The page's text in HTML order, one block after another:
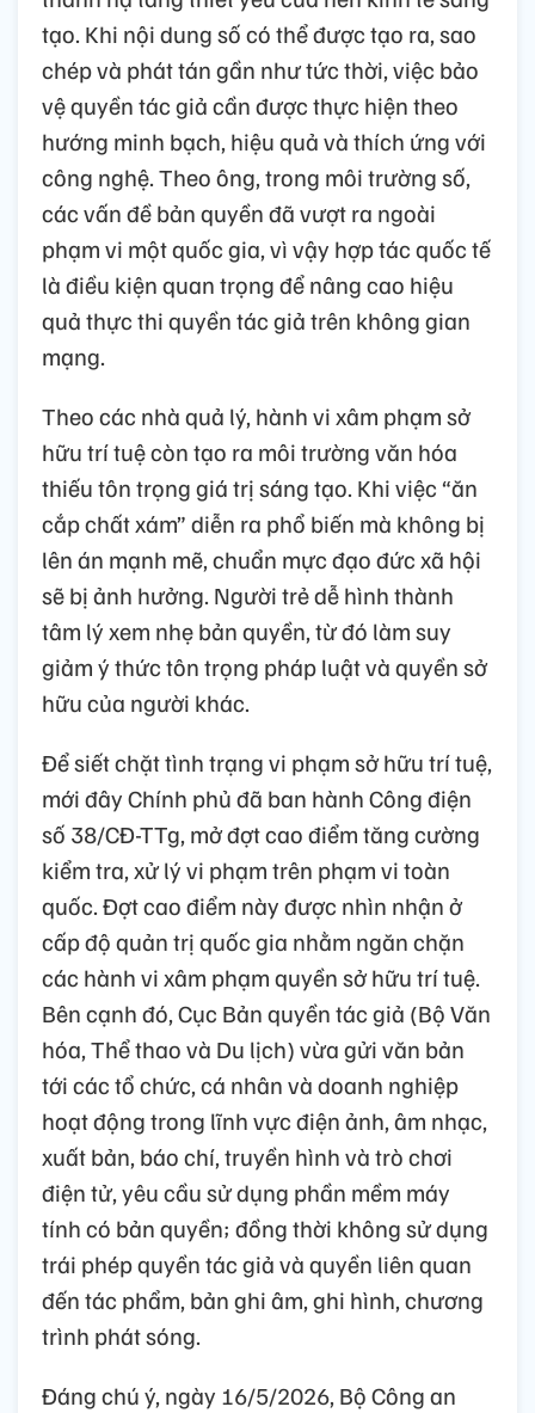
tạo. Khi nội dung số có thể được tạo ra, sao
chép và phát tán gần như tức thời, việc bảo
vệ quyền tác giả cần được thực hiện theo
hướng minh bạch, hiệu quả và thích ứng với
công nghệ. Theo ông, trong môi trường số,
các vấn đề bản quyền đã vượt ra ngoài
phạm vi một quốc gia, vì vậy hợp tác quốc tế
là điều kiện quan trọng để nâng cao hiệu
quả thực thi quyền tác giả trên không gian
mạng.
Theo các nhà quả lý, hành vi xâm phạm sở
hữu trí tuệ còn tạo ra môi trường văn hóa
thiếu tôn trọng giá trị sáng tạo. Khi việc “ăn
cắp chất xám” diễn ra phổ biến mà không bị
lên án mạnh mẽ, chuẩn mực đạo đức xã hội
sẽ bị ảnh hưởng. Người trẻ dễ hình thành
tâm lý xem nhẹ bản quyền, từ đó làm suy
giảm ý thức tôn trọng pháp luật và quyền sở
hữu của người khác.
Để siết chặt tình trạng vi phạm sở hữu trí tuệ,
mới đây Chính phủ đã ban hành Công điện
số 38/CĐ-TTg, mở đợt cao điểm tăng cường
kiểm tra, xử lý vi phạm trên phạm vi toàn
quốc. Đợt cao điểm này được nhìn nhận ở
cấp độ quản trị quốc gia nhằm ngăn chặn
các hành vi xâm phạm quyền sở hữu trí tuệ.
Bên cạnh đó, Cục Bản quyền tác giả (Bộ Văn
hóa, Thể thao và Du lịch) vừa gửi văn bản
tới các tổ chức, cá nhân và doanh nghiệp
hoạt động trong lĩnh vực điện ảnh, âm nhạc,
xuất bản, báo chí, truyền hình và trò chơi
điện tử, yêu cầu sử dụng phần mềm máy
tính có bản quyền; đồng thời không sử dụng
trái phép quyền tác giả và quyền liên quan
đến tác phẩm, bản ghi âm, ghi hình, chương
trình phát sóng.
Đáng chú ý, ngày 16/5/2026, Bộ Công an